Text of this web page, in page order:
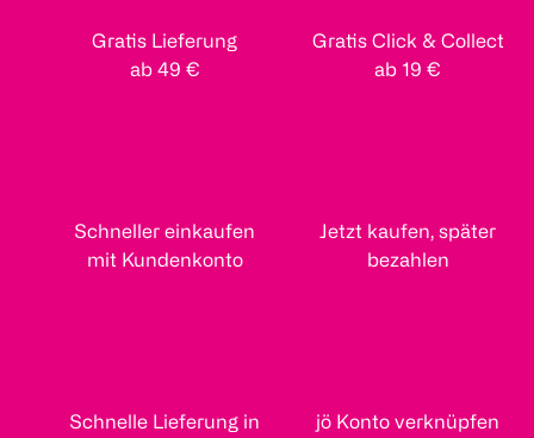
Gratis Lieferung
ab 49 €
Gratis Click & Collect
ab 19 €
Schneller einkaufen
mit Kundenkonto
Jetzt kaufen, später
bezahlen
Schnelle Lieferung in
jö Konto verknüpfen